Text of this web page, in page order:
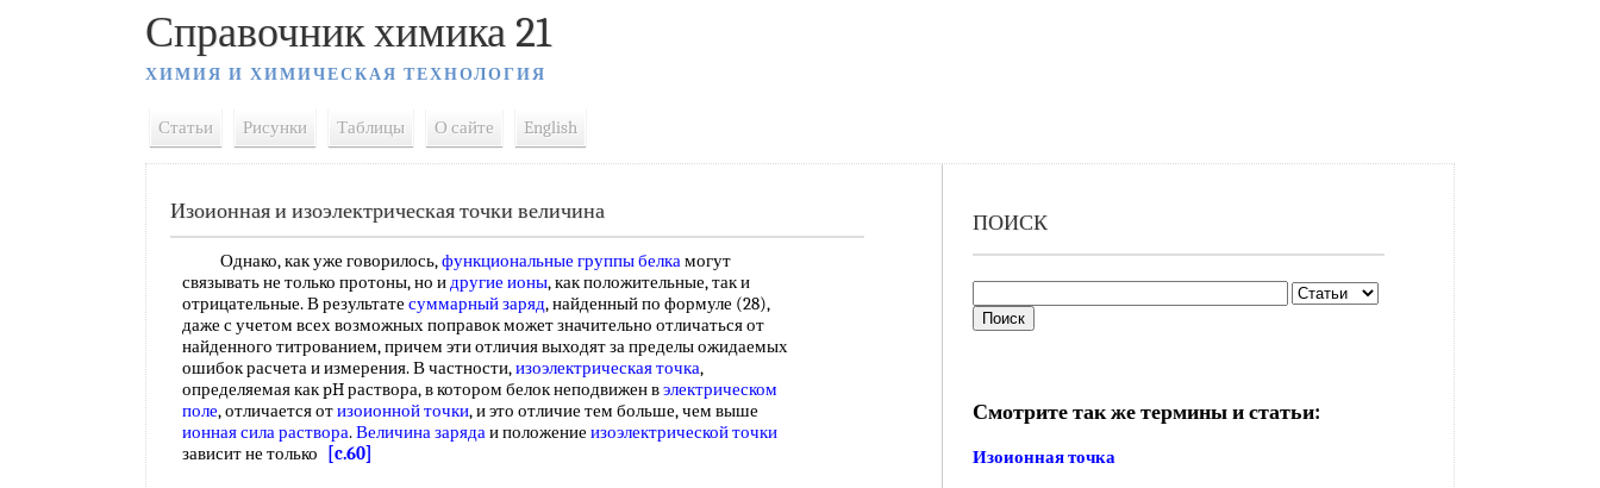
Справочник химика 21
ХИМИЯ И ХИМИЧЕСКАЯ ТЕХНОЛОГИЯ
Статьи Рисунки Таблицы О сайте English
Изоионная и изоэлектрическая точки величина
Однако, как уже говорилось,функциональные группы белкамогут
связывать не только протоны, но идругие ионы, как положительные, так и
отрицательные. В результате суммарный заряд, найденный по формуле (28),
даже с учетом всех возможных поправок может значительно отличаться от
найденного титрованием, причем эти отличия выходят за пределы ожидаемых
ошибок расчета и измерения. В частности,изоэлектрическая точка,
определяемая как pH раствора, в котором белок неподвижен вэлектрическом
поле, отличается отизоионной точки, и это отличие тем больше, чем выше
ионная сила раствора.Величина зарядаи положение изоэлектрической точки
зависит не только
[c.60]
ПОИСК
Смотрите так же термины и статьи:
Изоионная точка